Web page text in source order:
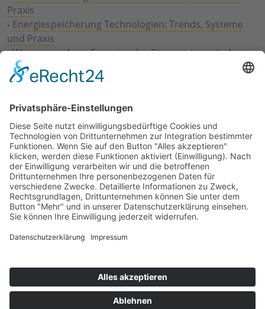
Praxis
› Energiespeicherung Technologien: Trends, Systeme
und Praxis
›Wie erneuerbare Energien das Stromnetz verändern
Digitalisierung Energiewirtschaft: Effizienz, Netze und
Prozesse
Geschäftsmodelle
›Vorstandswechsel Westenergie: Böddeling übernimmt
befristet
›Wasserstoff-Hochlauf: Dialog, Infrastruktur und
konkrete Schritte
›Solaranlage Regenbogenfarben: FC St. Pauli und
LichtBlick installieren erste weltweite Anlage
Jetzt an der STUDIE360 teilnehmen
Wir möchten Transparenz mit einheitlichen Kriterien
kostenlose Teilnahme wichtig. Die Ergebnisse werden
umgehend nach Teilnahme und Auswertung auf
unserer Webseite zur Verfügung gestellt.